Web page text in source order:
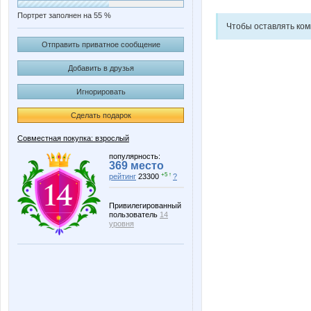
Портрет заполнен на 55 %
Отправить приватное сообщение
Добавить в друзья
Игнорировать
Сделать подарок
Совместная покупка: взрослый
популярность:
369 место
рейтинг 23300 +5 ↑ ?
Привилегированный
пользователь 14
уровня
Чтобы оставлять